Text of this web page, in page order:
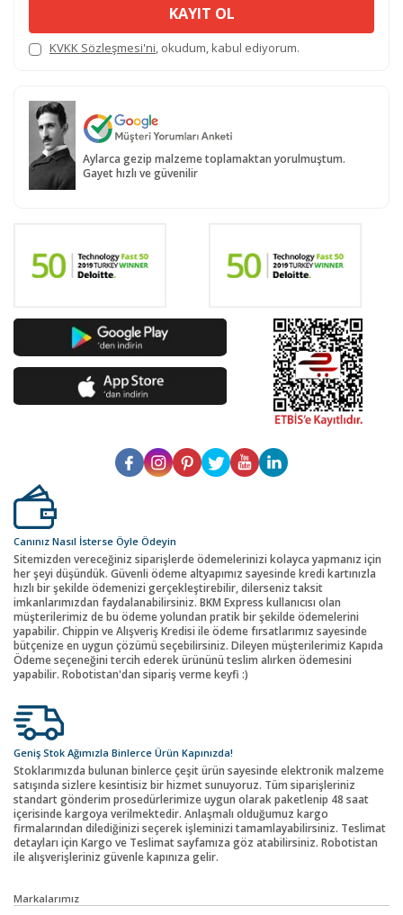
KAYIT OL
KVKK Sözleşmesi'ni, okudum, kabul ediyorum.
Aylarca gezip malzeme toplamaktan yorulmuştum.
Gayet hızlı ve güvenilir
Canınız Nasıl İsterse Öyle Ödeyin
Sitemizden vereceğiniz siparişlerde ödemelerinizi kolayca yapmanız için
her şeyi düşündük. Güvenli ödeme altyapımız sayesinde kredi kartınızla
hızlı bir şekilde ödemenizi gerçekleştirebilir, dilerseniz taksit
imkanlarımızdan faydalanabilirsiniz. BKM Express kullanıcısı olan
müşterilerimiz de bu ödeme yolundan pratik bir şekilde ödemelerini
yapabilir. Chippin ve Alışveriş Kredisi ile ödeme fırsatlarımız sayesinde
bütçenize en uygun çözümü seçebilirsiniz. Dileyen müşterilerimiz Kapıda
Ödeme seçeneğini tercih ederek ürününü teslim alırken ödemesini
yapabilir. Robotistan'dan sipariş verme keyfi :)
Geniş Stok Ağımızla Binlerce Ürün Kapınızda!
Stoklarımızda bulunan binlerce çeşit ürün sayesinde elektronik malzeme
satışında sizlere kesintisiz bir hizmet sunuyoruz. Tüm siparişleriniz
standart gönderim prosedürlerimize uygun olarak paketlenip 48 saat
içerisinde kargoya verilmektedir. Anlaşmalı olduğumuz kargo
firmalarından dilediğinizi seçerek işleminizi tamamlayabilirsiniz. Teslimat
detayları için Kargo ve Teslimat sayfamıza göz atabilirsiniz. Robotistan
ile alışverişleriniz güvenle kapınıza gelir.
Markalarımız